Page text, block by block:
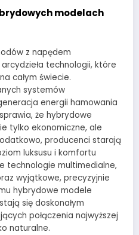
modelach
z napędem
technologii, które
całym świecie.
systemów
energii hamowania
że hybrydowe
tylko ekonomiczne, ale
producenci starają
luksusu i komfortu
technologie multimedialne,
wyjątkowe, precyzyjnie
hybrydowe modele
się doskonałym
połączenia najwyższej
naturalne.